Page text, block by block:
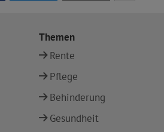
Themen
Rente
Pflege
Behinderung
Gesundheit